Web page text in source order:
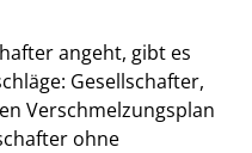
angeht, gibt es
Gesellschafter,
Verschmelzungsplan
ohne